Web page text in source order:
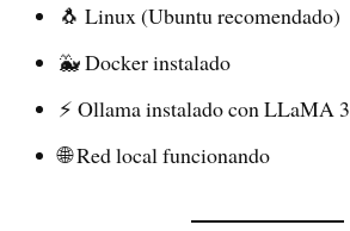
🐧 Linux (Ubuntu recomendado)
🐳 Docker instalado
⚡ Ollama instalado con LLaMA 3
🌐 Red local funcionando